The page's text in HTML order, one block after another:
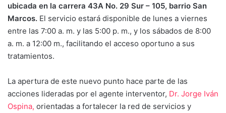
ubicada en la carrera 43A No. 29 Sur – 105, barrio San
Marcos. El servicio estará disponible de lunes a viernes
entre las 7:00 a. m. y las 5:00 p. m., y los sábados de 8:00
a. m. a 12:00 m., facilitando el acceso oportuno a sus
tratamientos.
La apertura de este nuevo punto hace parte de las
acciones lideradas por el agente interventor, Dr. Jorge Iván
Ospina, orientadas a fortalecer la red de servicios y